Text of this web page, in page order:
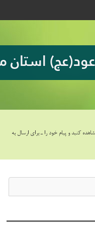
استان
کنید و پیام خود را ـ برای ارسال به